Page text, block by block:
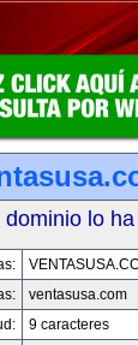
lo
ventasusa.com
9 caracteres